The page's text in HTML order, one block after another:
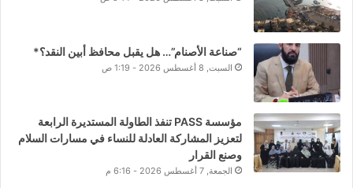
“صناعة الأصنام”… هل يقبل محافظ أبين النقد؟*
السبت, 8 أغسطس 2026 - 1:19 ص
مؤسسة PASS تنفذ الطاولة المستديرة الرابعة
لتعزيز المشاركة العادلة للنساء في مسارات السلام
وصنع القرار
الجمعة, 7 أغسطس 2026 - 6:16 م